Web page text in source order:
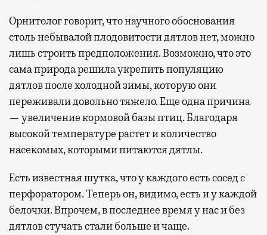
Орнитолог говорит, что научного обоснования
столь небывалой плодовитости дятлов нет, можно
лишь строить предположения. Возможно, что это
сама природа решила укрепить популяцию
дятлов после холодной зимы, которую они
переживали довольно тяжело. Еще одна причина
— увеличение кормовой базы птиц. Благодаря
высокой температуре растет и количество
насекомых, которыми питаются дятлы.
Есть известная шутка, что у каждого есть сосед с
перфоратором. Теперь он, видимо, есть и у каждой
белочки. Впрочем, в последнее время у нас и без
дятлов стучать стали больше и чаще.